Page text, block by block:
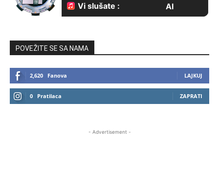
POVEŽITE SE SA NAMA
2,620 Fanova LAJKUJ
0 Pratilaca ZAPRATI
- Advertisement -